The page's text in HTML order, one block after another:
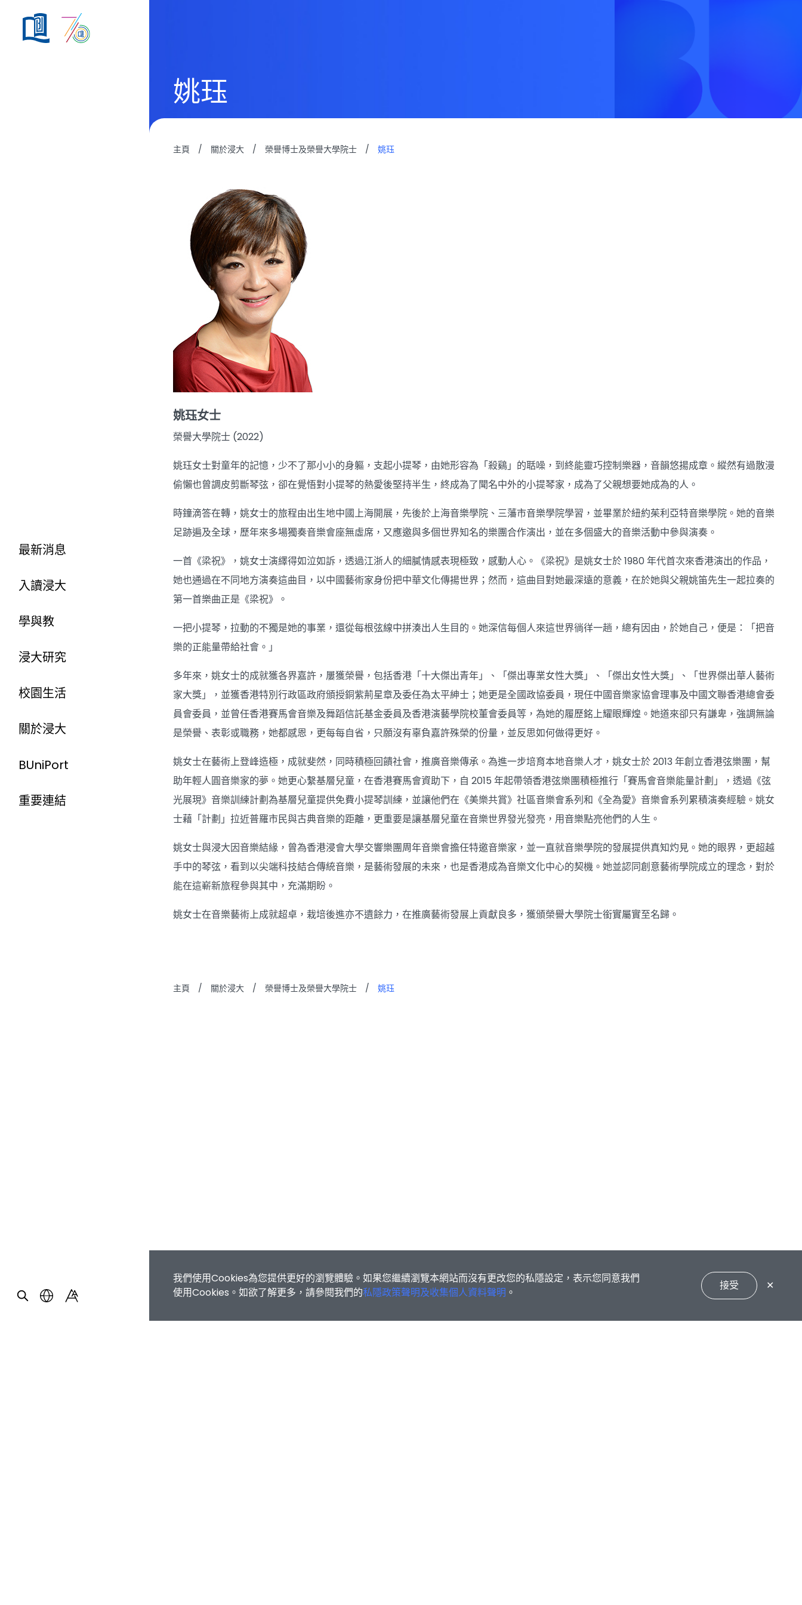
最新消息
入讀浸大
學與教
浸大研究
校園生活
關於浸大
BUniPort
重要連結
姚珏
主頁 / 關於浸大 / 榮譽博士及榮譽大學院士 / 姚珏
姚珏女士
榮譽大學院士 (2022)
姚珏女士對童年的記憶，少不了那小小的身軀，支起小提琴，由她形容為「殺鷄」的聒噪，到終能靈巧控制樂器，音韻悠揚成章。縱然有過散漫
偷懶也曾調皮剪斷琴弦，卻在覺悟對小提琴的熱愛後堅持半生，終成為了聞名中外的小提琴家，成為了父親想要她成為的人。
時鐘滴答在轉，姚女士的旅程由出生地中國上海開展，先後於上海音樂學院、三藩市音樂學院學習，並畢業於紐約茱利亞特音樂學院。她的音樂
足跡遍及全球，歷年來多場獨奏音樂會座無虛席，又應邀與多個世界知名的樂團合作演出，並在多個盛大的音樂活動中參與演奏。
一首《梁祝》，姚女士演繹得如泣如訴，透過江浙人的細膩情感表現極致，感動人心。《梁祝》是姚女士於 1980 年代首次來香港演出的作品，
她也通過在不同地方演奏這曲目，以中國藝術家身份把中華文化傳揚世界；然而，這曲目對她最深遠的意義，在於她與父親姚笛先生一起拉奏的
第一首樂曲正是《梁祝》。
一把小提琴，拉動的不獨是她的事業，還從每根弦線中拼湊出人生目的。她深信每個人來這世界徜徉一趟，總有因由，於她自己，便是：「把音
樂的正能量帶給社會。」
多年來，姚女士的成就獲各界嘉許，屢獲榮譽，包括香港「十大傑出青年」、「傑出專業女性大獎」、「傑出女性大獎」、「世界傑出華人藝術
家大獎」，並獲香港特別行政區政府頒授銅紫荊星章及委任為太平紳士；她更是全國政協委員，現任中國音樂家協會理事及中國文聯香港總會委
員會委員，並曾任香港賽馬會音樂及舞蹈信託基金委員及香港演藝學院校董會委員等，為她的履歷銘上耀眼輝煌。她道來卻只有謙卑，強調無論
是榮譽、表彰或職務，她都感恩，更每每自省，只願沒有辜負嘉許殊榮的份量，並反思如何做得更好。
姚女士在藝術上登峰造極，成就斐然，同時積極回饋社會，推廣音樂傳承。為進一步培育本地音樂人才，姚女士於 2013 年創立香港弦樂團，幫
助年輕人圓音樂家的夢。她更心繫基層兒童，在香港賽馬會資助下，自 2015 年起帶領香港弦樂團積極推行「賽馬會音樂能量計劃」，透過《弦
光展現》音樂訓練計劃為基層兒童提供免費小提琴訓練，並讓他們在《美樂共賞》社區音樂會系列和《全為愛》音樂會系列累積演奏經驗。姚女
士藉「計劃」拉近普羅市民與古典音樂的距離，更重要是讓基層兒童在音樂世界發光發亮，用音樂點亮他們的人生。
姚女士與浸大因音樂結緣，曾為香港浸會大學交響樂團周年音樂會擔任特邀音樂家，並一直就音樂學院的發展提供真知灼見。她的眼界，更超越
手中的琴弦，看到以尖端科技結合傳統音樂，是藝術發展的未來，也是香港成為音樂文化中心的契機。她並認同創意藝術學院成立的理念，對於
能在這嶄新旅程參與其中，充滿期盼。
姚女士在音樂藝術上成就超卓，栽培後進亦不遺餘力，在推廣藝術發展上貢獻良多，獲頒榮譽大學院士銜實屬實至名歸。
主頁 / 關於浸大 / 榮譽博士及榮譽大學院士 / 姚珏
我們使用Cookies為您提供更好的瀏覽體驗。如果您繼續瀏覽本網站而沒有更改您的私隱設定，表示您同意我們
使用Cookies。如欲了解更多，請參閱我們的私隱政策聲明及收集個人資料聲明 。
接受 ✕